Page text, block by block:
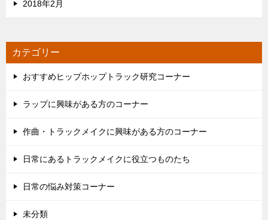
2018年2月
カテゴリー
おすすめヒップホップトラック研究コーナー
ラップに興味がある方のコーナー
作曲・トラックメイクに興味がある方のコーナー
日常にあるトラックメイクに役立つものたち
日常の悩み対策コーナー
未分類